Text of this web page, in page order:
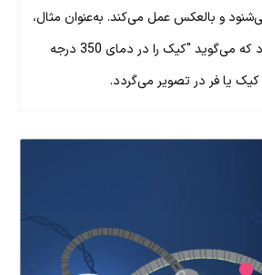
و بالعکس عمل می‌کند. به‌عنوان مثال،
اگر صدای کسی را بشنود که می‌گوید "کیک را در دمای 350 درجه
کیک یا فر در تصویر می‌گردد.